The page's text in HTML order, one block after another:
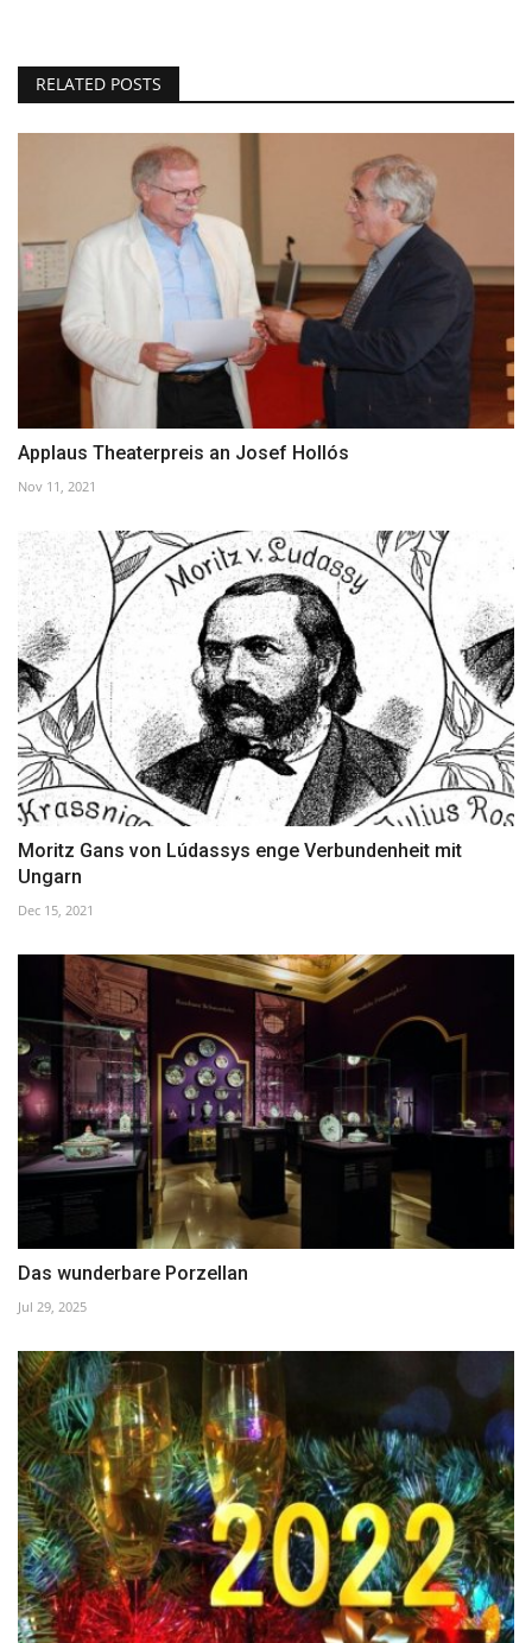
RELATED POSTS
Applaus Theaterpreis an Josef Hollós
Nov 11, 2021
Moritz Gans von Lúdassys enge Verbundenheit mit
Ungarn
Dec 15, 2021
Das wunderbare Porzellan
Jul 29, 2025